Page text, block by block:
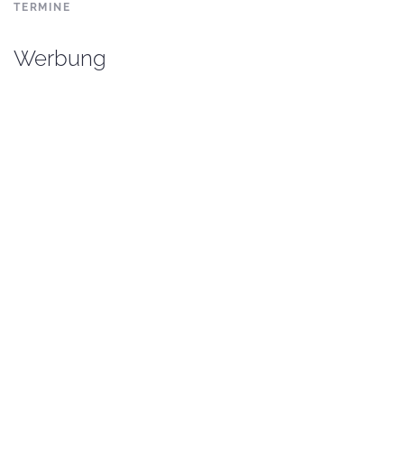
TERMINE
Werbung